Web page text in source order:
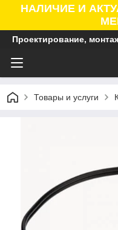
НАЛИЧИЕ И
Проектирование,
Товары и услуги